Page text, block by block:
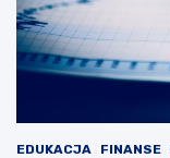
EDUKACJA FINANSE